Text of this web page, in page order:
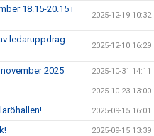
18.15-20.15 i
2025-12-19 10:32
ledaruppdrag
2025-12-10 16:29
2025 2025-10-31 14:11
2025-10-23 13:00
2025-09-15 16:01
2025-09-15 13:39